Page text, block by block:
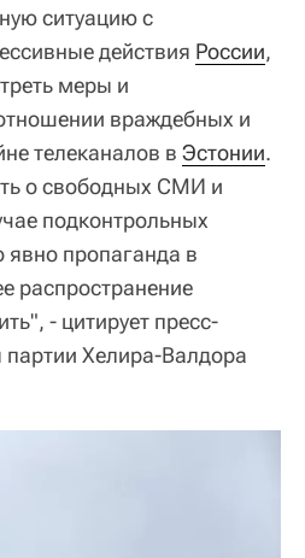
ситуацию с
действия России,
меры и
враждебных и
телеканалов в Эстонии.
о свободных СМИ и
подконтрольных
пропаганда в
распространение
- цитирует пресс-
партии Хелира-Валдора